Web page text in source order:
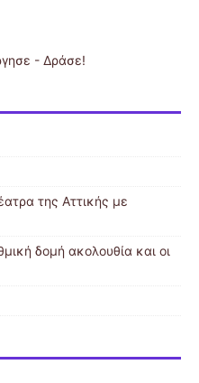
- Δράσε!
της Αττικής με
δομή ακολουθία και οι